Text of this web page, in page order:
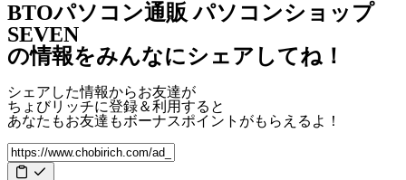
BTOパソコン通販 パソコンショップ
SEVEN
の情報をみんなにシェアしてね！
シェアした情報からお友達が
ちょびリッチに登録＆利用すると
あなたもお友達もボーナスポイント がもらえるよ！